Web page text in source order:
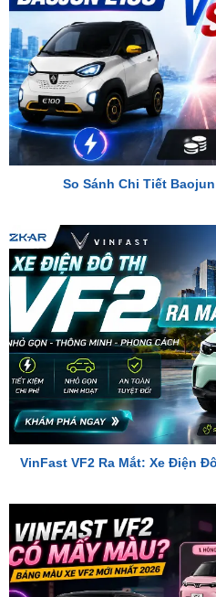
So Sánh Chi Tiết
VinFast VF2 Ra Mắt: Xe Điện